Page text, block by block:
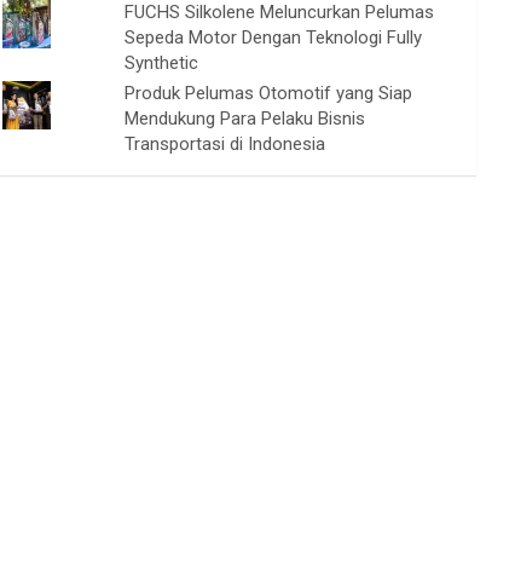
FUCHS Silkolene Meluncurkan Pelumas
Sepeda Motor Dengan Teknologi Fully
Synthetic
Produk Pelumas Otomotif yang Siap
Mendukung Para Pelaku Bisnis
Transportasi di Indonesia